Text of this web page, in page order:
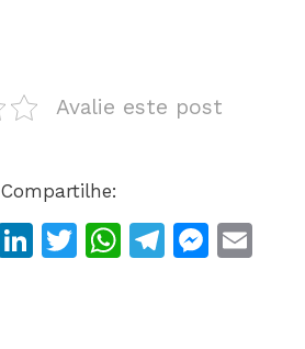
Avalie este post
Compartilhe:
T
Li
T
W T
M